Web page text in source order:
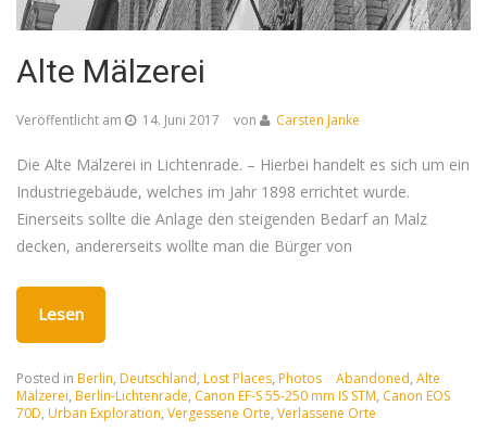
Alte Mälzerei
Veröffentlicht am 14. Juni 2017 von Carsten Janke
Die Alte Mälzerei in Lichtenrade. – Hierbei handelt es sich um ein
Industriegebäude, welches im Jahr 1898 errichtet wurde.
Einerseits sollte die Anlage den steigenden Bedarf an Malz
decken, andererseits wollte man die Bürger von
Lesen
Posted in Berlin, Deutschland, Lost Places, Photos Abandoned, Alte
Mälzerei, Berlin-Lichtenrade, Canon EF-S 55-250 mm IS STM, Canon EOS
70D, Urban Exploration, Vergessene Orte, Verlassene Orte